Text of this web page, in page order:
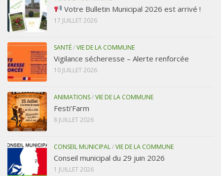
Votre Bulletin Municipal 2026 est arrivé !
17 JUILLET 2026
SANTÉ/VIE DE LA COMMUNE
Vigilance sécheresse – Alerte renforcée
10 JUILLET 2026
ANIMATIONS/VIE DE LA COMMUNE
Festi’Farm
8 JUILLET 2026
CONSEIL MUNICIPAL/VIE DE LA COMMUNE
Conseil municipal du 29 juin 2026
1 JUILLET 2026